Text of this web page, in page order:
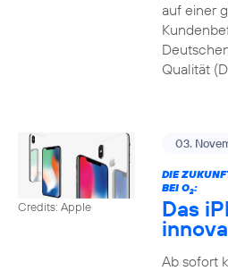
auf einer
Qualität
Credits: Apple
03.
DIE
BEI O2:
Das
Ab sofort